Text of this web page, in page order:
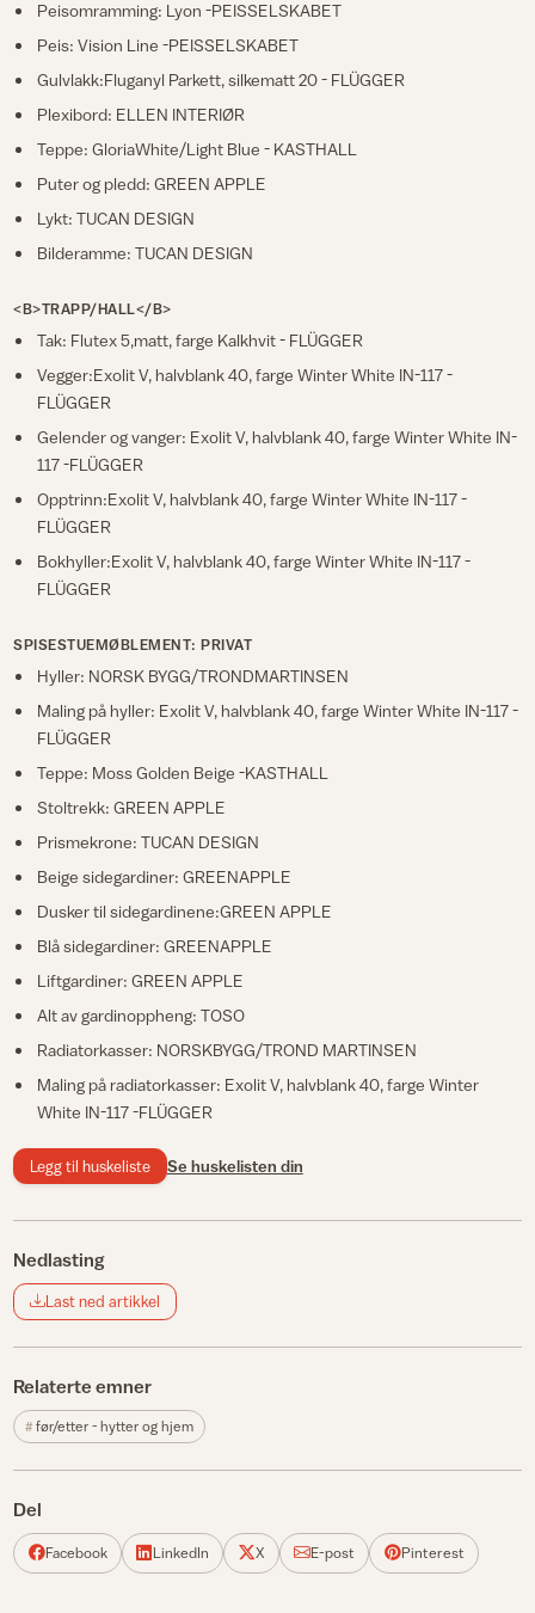
Peisomramming: Lyon -PEISSELSKABET
Peis: Vision Line -PEISSELSKABET
Gulvlakk:Fluganyl Parkett, silkematt 20 - FLÜGGER
Plexibord: ELLEN INTERIØR
Teppe: GloriaWhite/Light Blue - KASTHALL
Puter og pledd: GREEN APPLE
Lykt: TUCAN DESIGN
Bilderamme: TUCAN DESIGN
<B>TRAPP/HALL</B>
Tak: Flutex 5,matt, farge Kalkhvit - FLÜGGER
Vegger:Exolit V, halvblank 40, farge Winter White IN-117 -
FLÜGGER
Gelender og vanger: Exolit V, halvblank 40, farge Winter White IN-
117 -FLÜGGER
Opptrinn:Exolit V, halvblank 40, farge Winter White IN-117 -
FLÜGGER
Bokhyller:Exolit V, halvblank 40, farge Winter White IN-117 -
FLÜGGER
SPISESTUEMØBLEMENT: PRIVAT
Hyller: NORSK BYGG/TRONDMARTINSEN
Maling på hyller: Exolit V, halvblank 40, farge Winter White IN-117 -
FLÜGGER
Teppe: Moss Golden Beige -KASTHALL
Stoltrekk: GREEN APPLE
Prismekrone: TUCAN DESIGN
Beige sidegardiner: GREENAPPLE
Dusker til sidegardinene:GREEN APPLE
Blå sidegardiner: GREENAPPLE
Liftgardiner: GREEN APPLE
Alt av gardinoppheng: TOSO
Radiatorkasser: NORSKBYGG/TROND MARTINSEN
Maling på radiatorkasser: Exolit V, halvblank 40, farge Winter
White IN-117 -FLÜGGER
Legg til huskeliste Se huskelisten din
Nedlasting
Last ned artikkel
Relaterte emner
før/etter - hytter og hjem
Del
Facebook LinkedIn X E-post Pinterest